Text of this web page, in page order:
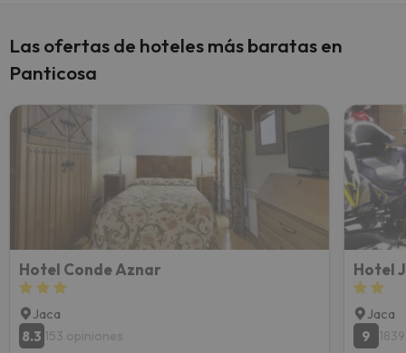
Las ofertas de hoteles más baratas en
Panticosa
Hotel Conde Aznar
Jaca
8.3 153 opiniones
Hotel
Jaca
9